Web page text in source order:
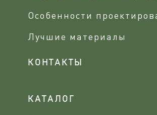
Особенности
Лучшие материалы
КОНТАКТЫ
КАТАЛОГ